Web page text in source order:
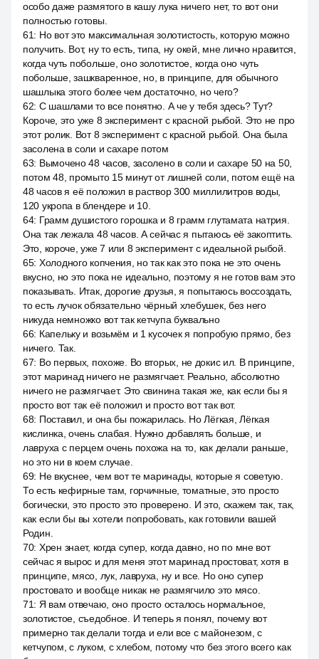
особо даже размятого в кашу лука ничего нет, то вот они
полностью готовы.
61: Но вот это максимальная золотистость, которую можно
получить. Вот, ну то есть, типа, ну окей, мне лично нравится,
когда чуть побольше, оно золотистое, когда оно чуть
побольше, зашкваренное, но, в принципе, для обычного
шашлыка этого более чем достаточно, но чего?
62: С шашлами то все понятно. А че у тебя здесь? Тут?
Короче, это уже 8 эксперимент с красной рыбой. Это не про
этот ролик. Вот 8 эксперимент с красной рыбой. Она была
засолена в соли и сахаре потом
63: Вымочено 48 часов, засолено в соли и сахаре 50 на 50,
потом 48, промыто 15 минут от лишней соли, потом ещё на
48 часов я её положил в раствор 300 миллилитров воды,
120 укропа в блендере и 10.
64: Грамм душистого горошка и 8 грамм глутамата натрия.
Она так лежала 48 часов. А сейчас я пытаюсь её закоптить.
Это, короче, уже 7 или 8 эксперимент с идеальной рыбой.
65: Холодного копчения, но так как это пока не это очень
вкусно, но это пока не идеально, поэтому я не готов вам это
показывать. Итак, дорогие друзья, я попытаюсь воссоздать,
то есть лучок обязательно чёрный хлебушек, без него
никуда немножко вот так кетчупа буквально
66: Капельку и возьмём и 1 кусочек я попробую прямо, без
ничего. Так.
67: Во первых, похоже. Во вторых, не докис ил. В принципе,
этот маринад ничего не размягчает. Реально, абсолютно
ничего не размягчает. Это свинина такая же, как если бы я
просто вот так её положил и просто вот так вот.
68: Поставил, и она бы пожарилась. Но Лёгкая, Лёгкая
кислинка, очень слабая. Нужно добавлять больше, и
лавруха с перцем очень похожа на то, как делали раньше,
но это ни в коем случае.
69: Не вкуснее, чем вот те маринады, которые я советую.
То есть кефирные там, горчичные, томатные, это просто
богически, это просто это проверено. И это, скажем так, так,
как если бы вы хотели попробовать, как готовили вашей
Родин.
70: Хрен знает, когда супер, когда давно, но по мне вот
сейчас я вырос и для меня этот маринад простоват, хотя в
принципе, мясо, лук, лавруха, ну и все. Но оно супер
простовато и вообще никак не размягчило это мясо.
71: Я вам отвечаю, оно просто осталось нормальное,
золотистое, съедобное. И теперь я понял, почему вот
примерно так делали тогда и ели все с майонезом, с
кетчупом, с луком, с хлебом, потому что без этого всего как